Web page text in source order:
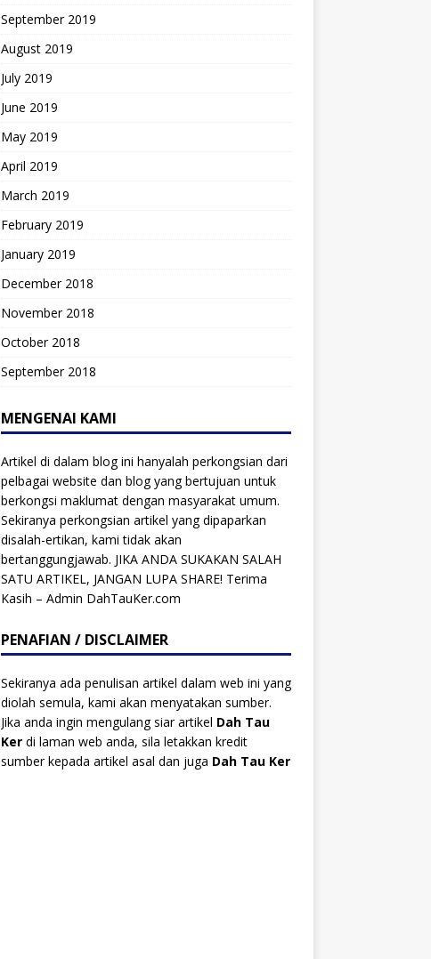
September 2019
August 2019
July 2019
June 2019
May 2019
April 2019
March 2019
February 2019
January 2019
December 2018
November 2018
October 2018
September 2018
MENGENAI KAMI
Artikel di dalam blog ini hanyalah perkongsian dari
pelbagai website dan blog yang bertujuan untuk
berkongsi maklumat dengan masyarakat umum.
Sekiranya perkongsian artikel yang dipaparkan
disalah-ertikan, kami tidak akan
bertanggungjawab. JIKA ANDA SUKAKAN SALAH
SATU ARTIKEL, JANGAN LUPA SHARE! Terima
Kasih – Admin DahTauKer.com
PENAFIAN / DISCLAIMER
Sekiranya ada penulisan artikel dalam web ini yang
diolah semula, kami akan menyatakan sumber.
Jika anda ingin mengulang siar artikel Dah Tau
Kerdi laman web anda, sila letakkan kredit
sumber kepada artikel asal dan juga Dah Tau Ker